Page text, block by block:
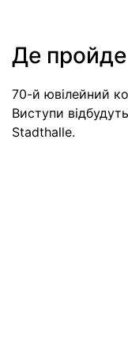
Де
70-й ювілейний
Виступи
Stadthalle.